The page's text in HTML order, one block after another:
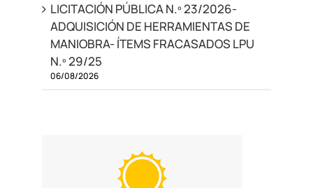
LICITACIÓN PÚBLICA N.º 23/2026-
ADQUISICIÓN DE HERRAMIENTAS DE
MANIOBRA- ÍTEMS FRACASADOS LPU
N.º 29/25
06/08/2026